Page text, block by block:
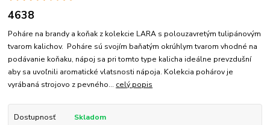
4638
Poháre na brandy a koňak z kolekcie LARA s polouzavretým tulipánovým
tvarom kalichov. Poháre sú svojím baňatým okrúhlym tvarom vhodné na
podávanie koňaku, nápoj sa pri tomto type kalicha ideálne prevzdušní
aby sa uvoľnili aromatické vlatsnosti nápoja. Kolekcia pohárov je
vyrábaná strojovo z pevného... celý popis
Dostupnosť Skladom